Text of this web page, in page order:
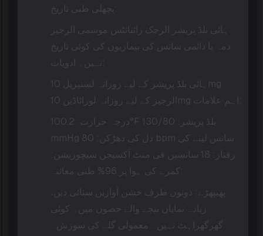
پچھلی طبی تاریخ:
ہائی بلڈ پریشر الرجک رائنائٹس موسمی الرجیز
دمہ یا دائمی سانس کی بیماریوں کی کوئی تاریخ
نہیں۔ ادویات:
ہائی بلڈ پریشر کے لیے روزانہ لسنپریل 10mg
الرجیز کے لیے روزانہ لوراٹاڈین 10mg اہم علامات:
درجہ حرارت: 100.2°F بلڈ پریشر: 130/80
mmHg دل کی دھڑکن: 80 bpm سانس لینے کی
رفتار: 18 سانسیں فی منٹ آکسیجن سیچوریشن:
کمرے کی ہوا پر 96% طبی معائنہ:
پھیپھڑے: دونوں طرف خشن آوازیں سنائی دیں،
زیادہ نمایاں نیچے والے حصوں میں۔ کوئی
گھرگھراہٹ نہیں۔ معمولی گلے کی سوزش۔